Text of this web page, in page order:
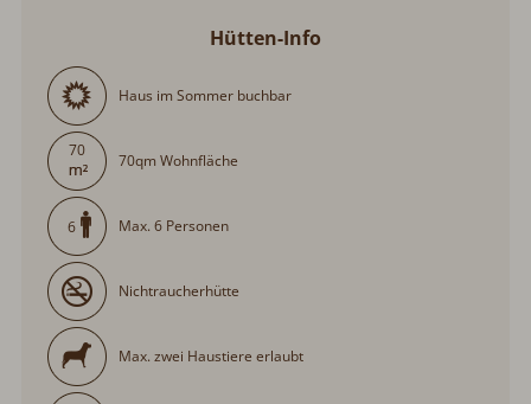
Hütten-Info
Haus im Sommer buchbar
70
70qm Wohnfläche
6 Max. 6 Personen
Nichtraucherhütte
Max. zwei Haustiere erlaubt